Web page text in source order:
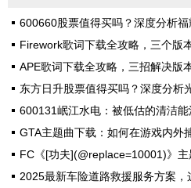
600660股票值得买吗？深度分析
Firework歌词下载全攻略，三个版
APE歌词下载全攻略，三招解决版
东方日升股票值得买吗？深度分析
600131岷江水电：被低估的清洁能
GTA主题曲下载：如何在游戏内外
FC《[功夫](@replace=10001)》主
2025最新车险道路救援服务方案，